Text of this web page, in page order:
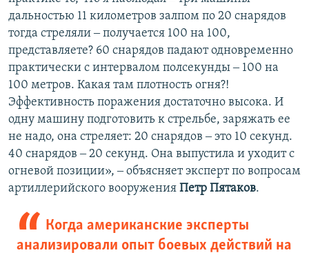
дальностью 11 километров залпом по 20 снарядов
тогда стреляли ‒ получается 100 на 100,
представляете? 60 снарядов падают одновременно
практически с интервалом полсекунды ‒ 100 на
100 метров. Какая там плотность огня?!
Эффективность поражения достаточно высока. И
одну машину подготовить к стрельбе, заряжать ее
не надо, она стреляет: 20 снарядов ‒ это 10 секунд.
40 снарядов ‒ 20 секунд. Она выпустила и уходит с
огневой позиции», ‒ объясняет эксперт по вопросам
артиллерийского вооружения Петр Пятаков.
Когда американские эксперты
анализировали опыт боевых действий на